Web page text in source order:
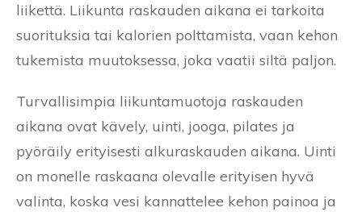
liikettä. Liikunta raskauden aikana ei tarkoita
suorituksia tai kalorien polttamista, vaan kehon
tukemista muutoksessa, joka vaatii siltä paljon.
Turvallisimpia liikuntamuotoja raskauden
aikana ovat kävely, uinti, jooga, pilates ja
pyöräily erityisesti alkuraskauden aikana. Uinti
on monelle raskaana olevalle erityisen hyvä
valinta, koska vesi kannattelee kehon painoa ja